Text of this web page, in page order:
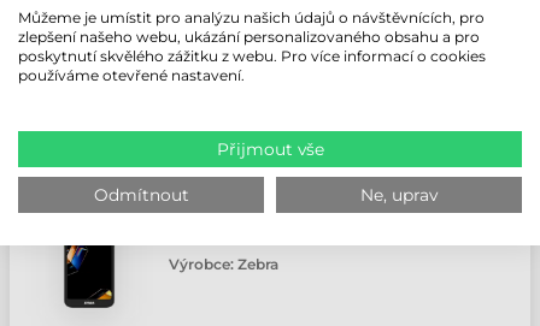
ZEBRA TC501 RFID MOBILNÍ TERMINÁL
Výrobce: Zebra
Můžeme je umístit pro analýzu našich údajů o návštěvnících, pro
zlepšení našeho webu, ukázání personalizovaného obsahu a pro
poskytnutí skvělého zážitku z webu. Pro více informací o cookies
používáme otevřené nastavení.
Přijmout vše
Odmítnout Ne, uprav